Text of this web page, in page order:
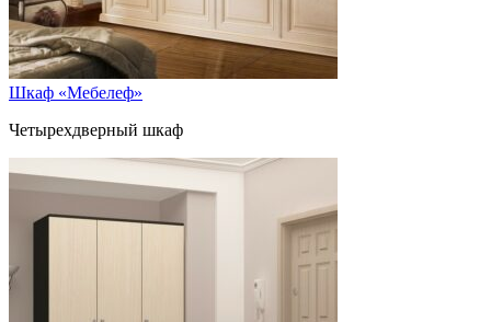
Шкаф «Мебелеф»
Четырехдверный шкаф